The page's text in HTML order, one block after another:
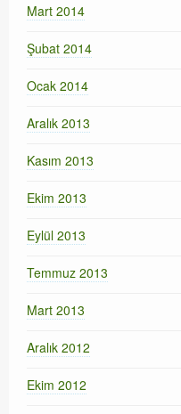
Mart 2014
Şubat 2014
Ocak 2014
Aralık 2013
Kasım 2013
Ekim 2013
Eylül 2013
Temmuz 2013
Mart 2013
Aralık 2012
Ekim 2012